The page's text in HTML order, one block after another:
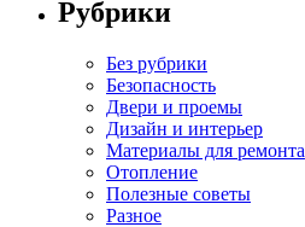
Рубрики
Без рубрики
Безопасность
Двери и проемы
Дизайн и интерьер
Материалы для ремонта
Отопление
Полезные советы
Разное